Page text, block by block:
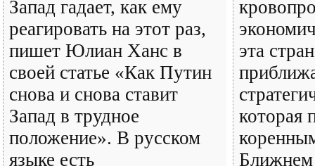
Запад гадает, как ему
реагировать на этот раз,
пишет Юлиан Ханс в
своей статье «Как Путин
снова и снова ставит
Запад в трудное
положение». В русском
языке есть
эта
которая
Ближнем